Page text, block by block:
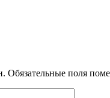
Обязательные поля